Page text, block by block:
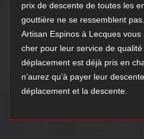
prix de descente de toutes les
gouttière ne se ressemblent
Artisan Espinos à Lecques
cher pour leur service de
déplacement est déjà pris en
n’aurez qu’à payer leur
déplacement et la descente.